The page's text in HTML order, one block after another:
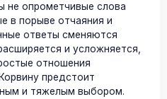
не опрометчивые слова
в порыве отчаяния и
ответы сменяются
и усложняется,
отношения
предстоит
и тяжелым выбором.